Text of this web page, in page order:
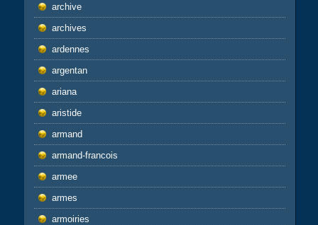
archive
archives
ardennes
argentan
ariana
aristide
armand
armand-francois
armee
armes
armoiries